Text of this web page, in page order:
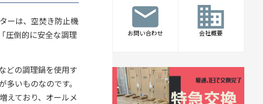
ーは、空焚き防止機
圧倒的に安全な調理
どの調理鍋を使用す
いものなのです。
えており、オールメ
mail
お問い合わせ
business
会社概要